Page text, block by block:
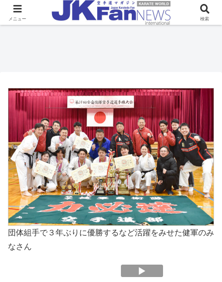
団体組手で３年ぶりに優勝するなど活躍をみせた健軍のみ
なさん
メニュー 検索